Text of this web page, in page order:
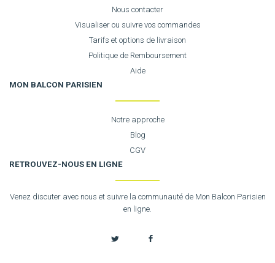
Nous contacter
Visualiser ou suivre vos commandes
Tarifs et options de livraison
Politique de Remboursement
Aide
MON BALCON PARISIEN
Notre approche
Blog
CGV
RETROUVEZ-NOUS EN LIGNE
Venez discuter avec nous et suivre la communauté de Mon Balcon Parisien
en ligne.